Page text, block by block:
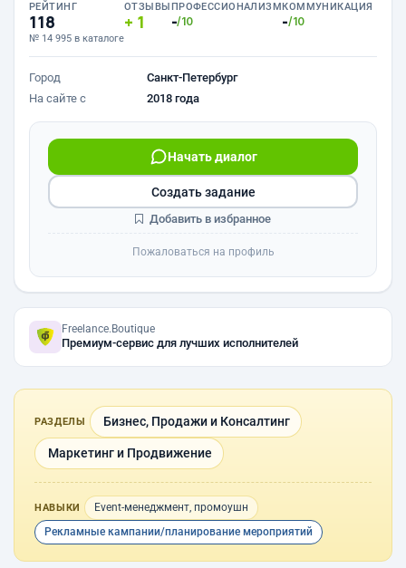
РЕЙТИНГ
118
№ 14 995 в каталоге
ОТЗЫВЫ
1
ПРОФЕССИОНАЛИЗМ
-/10
КОММУНИКАЦИЯ
-/10
Город
Санкт-Петербург
На сайте с
2018 года
Начать диалог
Создать задание
Добавить в избранное
Пожаловаться на профиль
Freelance.Boutique
Премиум-сервис для лучших исполнителей
РАЗДЕЛЫ Бизнес, Продажи и Консалтинг
Маркетинг и Продвижение
НАВЫКИ
Event-менеджмент, промоушн
Рекламные кампании/планирование мероприятий